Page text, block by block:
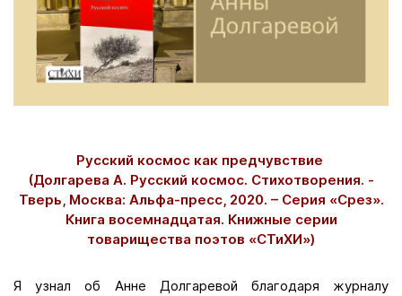
Русский космос как предчувствие
(Долгарева А. Русский космос. Стихотворения. -
Тверь, Москва: Альфа-пресс, 2020. – Серия «Срез».
Книга восемнадцатая. Книжные серии
товарищества поэтов «СТиХИ»)
Я узнал об Анне Долгаревой благодаря журналу